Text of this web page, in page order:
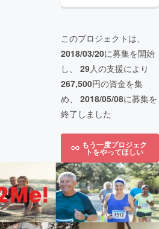
このプロジェクトは、
2018/03/20に募集を開始
し、 29人の支援により
267,500円の資金を集
め、 2018/05/08に募集を
終了しました
もう一度プロジェク
トをやってほしい